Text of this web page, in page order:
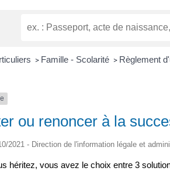
> Famille - Scolarité > Règlement
ou renoncer à la
2021 - Direction de l'information légale et
héritez, vous avez le choix entre 3